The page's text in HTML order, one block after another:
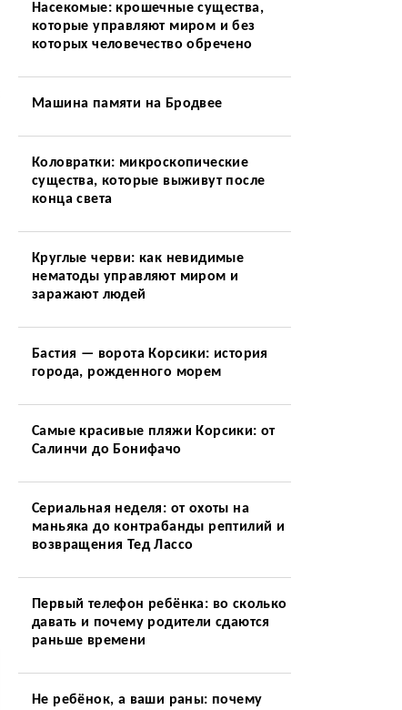
Насекомые: крошечные существа,
которые управляют миром и без
которых человечество обречено
Машина памяти на Бродвее
Коловратки: микроскопические
существа, которые выживут после
конца света
Круглые черви: как невидимые
нематоды управляют миром и
заражают людей
Бастия — ворота Корсики: история
города, рожденного морем
Самые красивые пляжи Корсики: от
Салинчи до Бонифачо
Сериальная неделя: от охоты на
маньяка до контрабанды рептилий и
возвращения Тед Лассо
Первый телефон ребёнка: во сколько
давать и почему родители сдаются
раньше времени
Не ребёнок, а ваши раны: почему